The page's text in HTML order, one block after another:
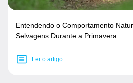
Entendendo o Comportamento
Selvagens Durante a Primavera
Ler o artigo